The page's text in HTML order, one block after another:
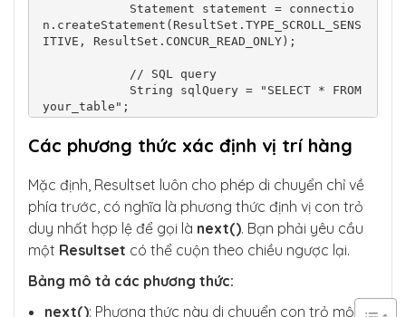
n.createStatement(ResultSet.TYPE_SCROLL_SENS
ITIVE, ResultSet.CONCUR_READ_ONLY);
your_table";
            // Executing the query
            ResultSet resultSet = statement.
            // Move to the last row
            if (resultSet.last()) {
                // Process the last row
                int id = resultSet.getInt("i
                String name = resultSet.getS
Các phương thức xác định vị trí hàng
Mặc định, Resultset luôn cho phép di chuyển chỉ về
phía trước, có nghĩa là phương thức định vị con trỏ
duy nhất hợp lệ để gọi là next(). Bạn phải yêu cầu
một Resultset có thể cuộn theo chiều ngược lại.
Bảng mô tả các phương thức:
next(): Phương thức này di chuyển con trỏ một